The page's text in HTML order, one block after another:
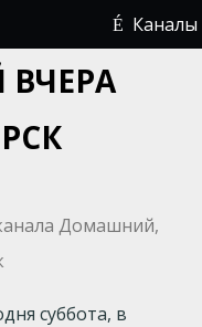
Каналы
суббота, в